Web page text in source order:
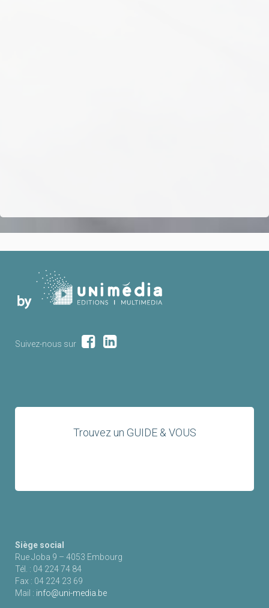
Suivez-nous sur
Trouvez un GUIDE & VOUS
Siège social
Rue Joba 9 – 4053 Embourg
Tél. : 04 224 74 84
Fax : 04 224 23 69
Mail : info@uni-media.be